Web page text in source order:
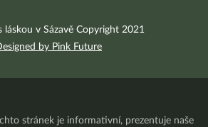
láskou v Sázavě Copyright 2021
by Pink Future
stránek je informativní, prezentuje naše